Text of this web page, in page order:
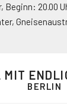
Beginn: 20.00
,
BERLIN